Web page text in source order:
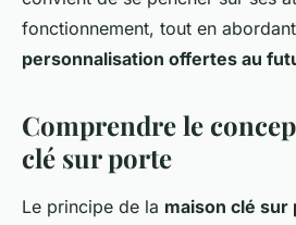
fonctionnement, tout en
personnalisation offertes au
Comprendre le
clé sur porte
Le principe de la maison clé sur